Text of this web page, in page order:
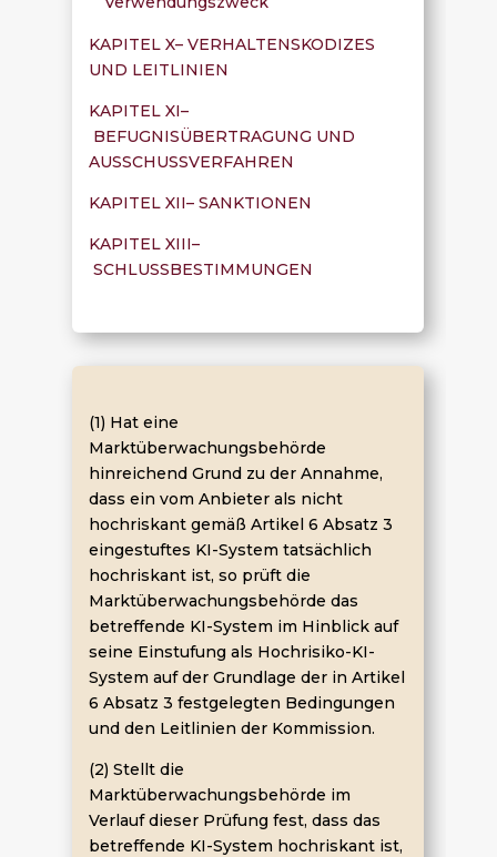
KAPITEL X– VERHALTENSKODIZES
UND LEITLINIEN
KAPITEL XI–
BEFUGNISÜBERTRAGUNG UND
AUSSCHUSSVERFAHREN
KAPITEL XII– SANKTIONEN
KAPITEL XIII–
SCHLUSSBESTIMMUNGEN
(1) Hat eine
Marktüberwachungsbehörde
hinreichend Grund zu der Annahme,
dass ein vom Anbieter als nicht
hochriskant gemäß Artikel 6 Absatz 3
eingestuftes KI-System tatsächlich
hochriskant ist, so prüft die
Marktüberwachungsbehörde das
betreffende KI-System im Hinblick auf
seine Einstufung als Hochrisiko-KI-
System auf der Grundlage der in Artikel
6 Absatz 3 festgelegten Bedingungen
und den Leitlinien der Kommission.
(2) Stellt die
Marktüberwachungsbehörde im
Verlauf dieser Prüfung fest, dass das
betreffende KI-System hochriskant ist,